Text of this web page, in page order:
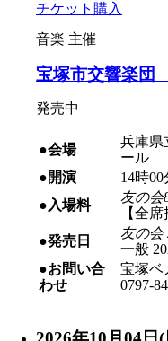
チケット購入
音楽 主催
宝塚市交響楽団
発売中
●会場
兵庫県
ール
●開演
14時
●入場料
友の会
【全席
●発売日
友の会
一般
●お問い合
わせ
宝塚ベ
0797-